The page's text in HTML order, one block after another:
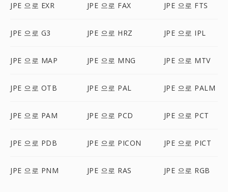
JPE 으로 EXR JPE 으로 FAX JPE 으로 FTS
JPE 으로 G3 JPE 으로 HRZ JPE 으로 IPL
JPE 으로 MAP JPE 으로 MNG JPE 으로 MTV
JPE 으로 OTB JPE 으로 PAL JPE 으로 PALM
JPE 으로 PAM JPE 으로 PCD JPE 으로 PCT
JPE 으로 PDB JPE 으로 PICON JPE 으로 PICT
JPE 으로 PNM JPE 으로 RAS JPE 으로 RGB